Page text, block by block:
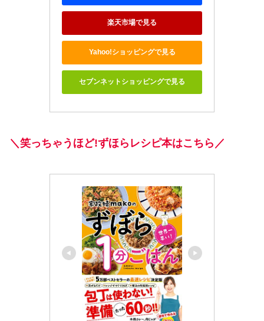
楽天市場で見る
Yahoo!ショッピングで見る
セブンネットショッピングで見る
＼笑っちゃうほど!ずほらレシピ本はこちら／